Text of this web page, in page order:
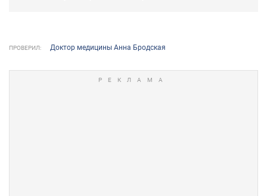
ПРОВЕРИЛ: Доктор медицины Анна Бродская